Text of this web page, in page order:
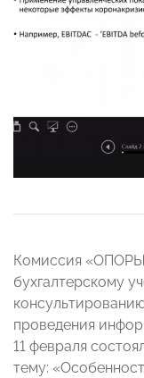
Комиссия
бухгалтерскому
проведения
11 февраля
тему: